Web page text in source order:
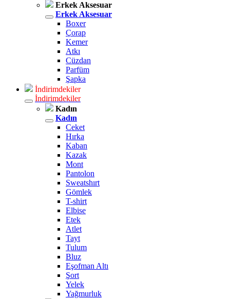
Erkek Aksesuar
Erkek Aksesuar
Boxer
Çorap
Kemer
Atkı
Cüzdan
Parfüm
Şapka
İndirimdekiler
İndirimdekiler
Kadın
Kadın
Ceket
Hırka
Kaban
Kazak
Mont
Pantolon
Sweatshırt
Gömlek
T-shirt
Elbise
Etek
Atlet
Tayt
Tulum
Bluz
Eşofman Altı
Şort
Yelek
Yağmurluk